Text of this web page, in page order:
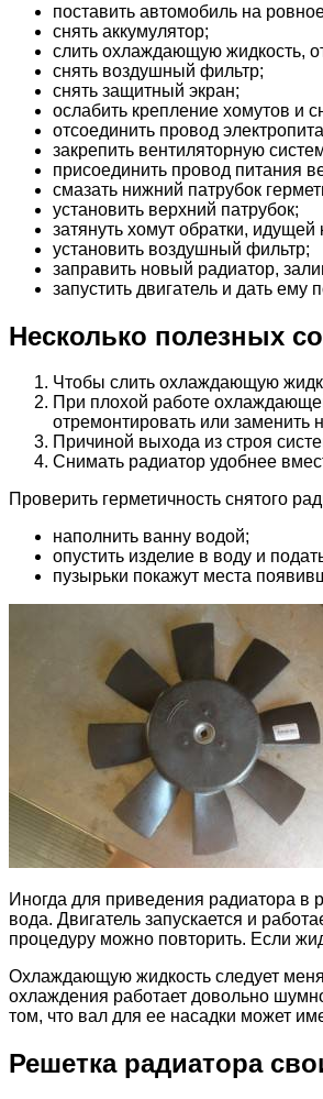
поставить автомобиль на
снять аккумулятор;
слить охлаждающую жидкость,
снять воздушный фильтр;
снять защитный экран;
ослабить крепление хомутов и
отсоединить провод
закрепить вентиляторную
присоединить провод питания
смазать нижний патрубок
установить верхний патрубок;
затянуть хомут обратки, идущей
установить воздушный фильтр;
заправить новый радиатор,
запустить двигатель и дать ему
Несколько полезных
Чтобы слить охлаждающую
При плохой работе
отремонтировать или заменить
Причиной выхода из строя
Снимать радиатор удобнее
Проверить герметичность снятого
наполнить ванну водой;
опустить изделие в воду и
пузырьки покажут места
Иногда для приведения радиатора в
вода. Двигатель запускается и
процедуру можно повторить. Если
Охлаждающую жидкость следует
охлаждения работает довольно
том, что вал для ее насадки может
Решетка радиатора